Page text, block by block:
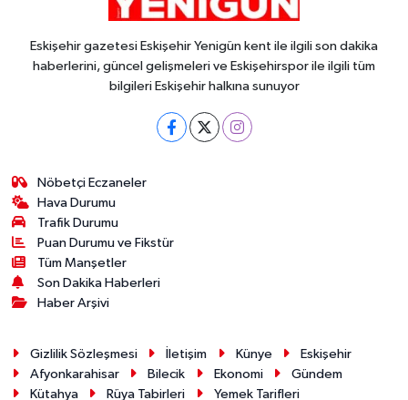
Eskişehir gazetesi Eskişehir Yenigün kent ile ilgili son dakika
haberlerini, güncel gelişmeleri ve Eskişehirspor ile ilgili tüm
bilgileri Eskişehir halkına sunuyor
Nöbetçi Eczaneler
Hava Durumu
Trafik Durumu
Puan Durumu ve Fikstür
Tüm Manşetler
Son Dakika Haberleri
Haber Arşivi
Gizlilik Sözleşmesi İletişim Künye
Eskişehir
Afyonkarahisar
Bilecik Ekonomi
Gündem
Kütahya
Rüya Tabirleri Yemek Tarifleri